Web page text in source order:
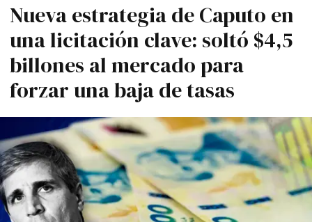
Nueva estrategia de Caputo en
una licitación clave: soltó $4,5
billones al mercado para
forzar una baja de tasas